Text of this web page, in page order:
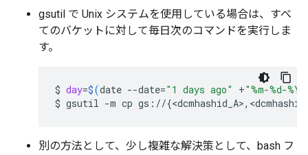
gsutil で Unix システムを使用している場合は、すべ
てのバケットに対して毎日次のコマンドを実行しま
す。
$ day=$(date --date="1 days ago" +"%m-%d-%Y"
$ gsutil -m cp gs://{
別の方法として、少し複雑な解決策として、bash フ